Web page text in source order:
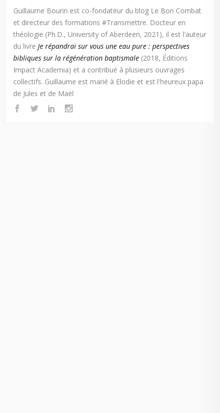
Guillaume Bourin est co-fondateur du blog Le Bon Combat
et directeur des formations #Transmettre. Docteur en
théologie (Ph.D., University of Aberdeen, 2021), il est l'auteur
du livre Je répandrai sur vous une eau pure : perspectives
bibliques sur la régénération baptismale (2018, Éditions
Impact Academia) et a contribué à plusieurs ouvrages
collectifs. Guillaume est marié à Elodie et est l'heureux papa
de Jules et de Maël